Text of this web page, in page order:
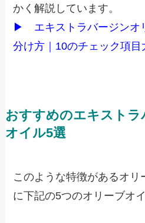
かく解説しています。
▶ エキストラバージンオ
分け方｜10のチェック項目
おすすめのエキスト
オイル5選
このような特徴があるオ
に下記の5つのオリーブオ